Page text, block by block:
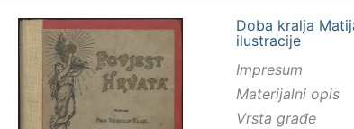
Doba kralja
ilustracije
Impresum
Materijalni opis
Vrsta građe